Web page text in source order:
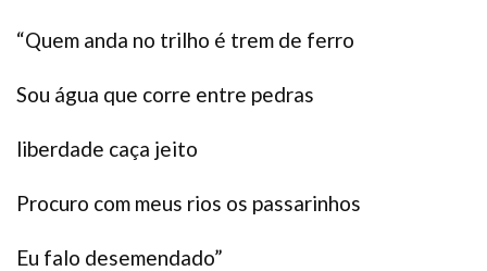
“Quem anda no trilho é trem de ferro
Sou água que corre entre pedras
liberdade caça jeito
Procuro com meus rios os passarinhos
Eu falo desemendado”